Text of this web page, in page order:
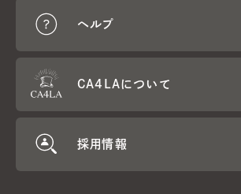
ヘルプ
CA4LAについて
採用情報